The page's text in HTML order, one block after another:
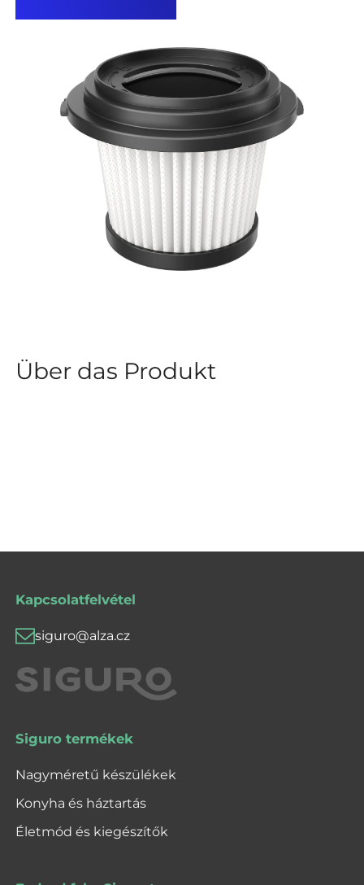
Über das Produkt
Kapcsolatfelvétel
siguro@alza.cz
Siguro termékek
Nagyméretű készülékek
Konyha és háztartás
Életmód és kiegészítők